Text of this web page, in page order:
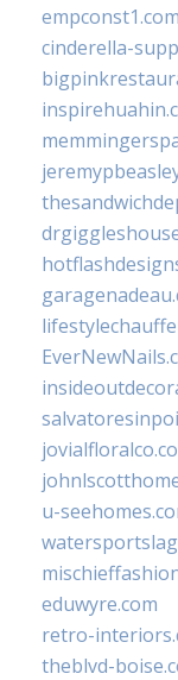
empconst1.com
cinderella-
u-
eduwyre.com
retro-
theblvd-